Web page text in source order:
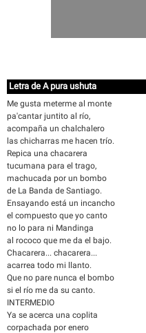
Letra de A pura ushuta
Me gusta meterme al monte
pa'cantar juntito al río,
acompaña un chalchalero
las chicharras me hacen trío.
Repica una chacarera
tucumana para el trago,
machucada por un bombo
de La Banda de Santiago.
Ensayando está un incancho
el compuesto que yo canto
no lo para ni Mandinga
al rococo que me da el bajo.
Chacarera... chacarera...
acarrea todo mi llanto.
Que no pare nunca el bombo
si el río me da su canto.
INTERMEDIO
Ya se acerca una coplita
corpachada por enero